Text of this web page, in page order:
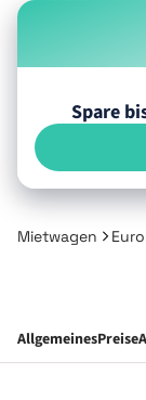
Spare
Mietwagen
AllgemeinesPreise